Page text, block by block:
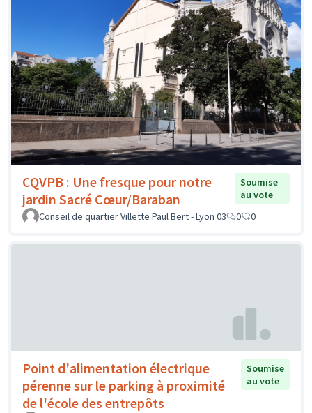
CQVPB : Une fresque pour notre
jardin Sacré Cœur/Baraban
Soumise
au vote
Conseil de quartier Villette Paul Bert - Lyon 03
0 0
Point d'alimentation électrique
pérenne sur le parking à proximité
de l'école des entrepôts
Soumise
au vote